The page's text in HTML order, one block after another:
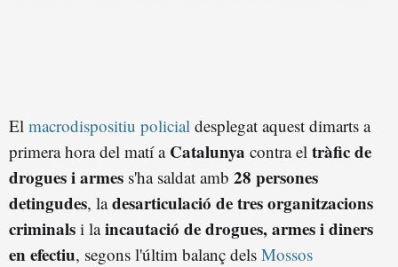
El macrodispositiu policial desplegat aquest dimarts a
primera hora del matí a Catalunya contra el tràfic de
drogues i armes s'ha saldat amb 28 persones
detingudes, ladesarticulació de tres organitzacions
criminals i laincautació de drogues, armes i diners
en efectiu, segons l'últim balanç dels Mossos